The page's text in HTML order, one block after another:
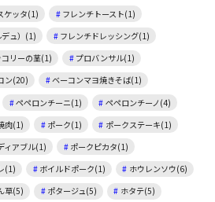
ケッタ(1)
フレンチトースト(1)
ュ）(1)
フレンチドレッシング(1)
コリーの茎(1)
プロバンサル(1)
ン(20)
ベーコンマヨ焼きそば(1)
ペペロンチーニ(1)
ペペロンチーノ(4)
肉(1) ポーク(1)
ポークステーキ(1)
ィアブル(1)
ポークピカタ(1)
(1) ボイルドポーク(1)
ホウレンソウ(6)
草(5) ポタージュ(5)
ホタテ(5)